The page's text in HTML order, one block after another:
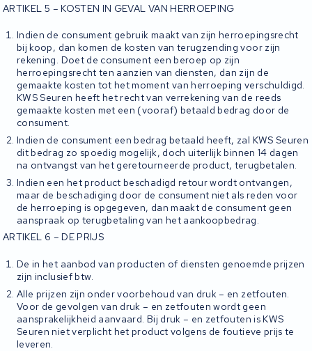
ARTIKEL 5 – KOSTEN IN GEVAL VAN HERROEPING
Indien de consument gebruik maakt van zijn herroepingsrecht
bij koop, dan komen de kosten van terugzending voor zijn
rekening. Doet de consument een beroep op zijn
herroepingsrecht ten aanzien van diensten, dan zijn de
gemaakte kosten tot het moment van herroeping verschuldigd.
KWS Seuren heeft het recht van verrekening van de reeds
gemaakte kosten met een (vooraf) betaald bedrag door de
consument.
Indien de consument een bedrag betaald heeft, zal KWS Seuren
dit bedrag zo spoedig mogelijk, doch uiterlijk binnen 14 dagen
na ontvangst van het geretourneerde product, terugbetalen.
Indien een het product beschadigd retour wordt ontvangen,
maar de beschadiging door de consument niet als reden voor
de herroeping is opgegeven, dan maakt de consument geen
aanspraak op terugbetaling van het aankoopbedrag.
ARTIKEL 6 – DE PRIJS
De in het aanbod van producten of diensten genoemde prijzen
zijn inclusief btw.
Alle prijzen zijn onder voorbehoud van druk – en zetfouten.
Voor de gevolgen van druk – en zetfouten wordt geen
aansprakelijkheid aanvaard. Bij druk – en zetfouten is KWS
Seuren niet verplicht het product volgens de foutieve prijs te
leveren.